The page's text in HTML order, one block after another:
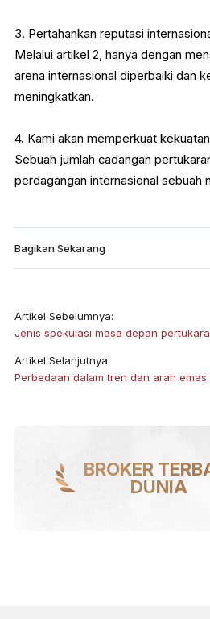
3. Pertahankan reputasi
Melalui artikel 2, hanya dengan
arena internasional diperbaiki dan
meningkatkan.
4. Kami akan memperkuat
Sebuah jumlah cadangan
perdagangan internasional sebuah
Bagikan Sekarang
Artikel Sebelumnya:
Jenis spekulasi masa depan
Artikel Selanjutnya:
Perbedaan dalam tren dan arah emas
BROKER
DUNIA